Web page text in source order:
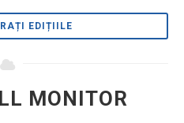
EDIȚIILE
MONITOR